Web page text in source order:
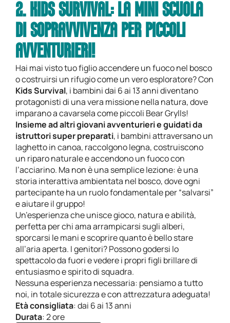
2. KIDS SURVIVAL: LA MINI SCUOLA
DI SOPRAVVIVENZA PER PICCOLI
AVVENTURIERI!
Hai mai visto tuo figlio accendere un fuoco nel bosco
o costruirsi un rifugio come un vero esploratore? Con
Kids Survival, i bambini dai 6 ai 13 anni diventano
protagonisti di una vera missione nella natura, dove
imparano a cavarsela come piccoli Bear Grylls!
Insieme ad altri giovani avventurieri e guidati da
istruttori super preparati, i bambini attraversano un
laghetto in canoa, raccolgono legna, costruiscono
un riparo naturale e accendono un fuoco con
l’acciarino. Ma non è una semplice lezione: è una
storia interattiva ambientata nel bosco, dove ogni
partecipante ha un ruolo fondamentale per “salvarsi”
e aiutare il gruppo!
Un’esperienza che unisce gioco, natura e abilità,
perfetta per chi ama arrampicarsi sugli alberi,
sporcarsi le mani e scoprire quanto è bello stare
all’aria aperta. I genitori? Possono godersi lo
spettacolo da fuori e vedere i propri figli brillare di
entusiasmo e spirito di squadra.
Nessuna esperienza necessaria: pensiamo a tutto
noi, in totale sicurezza e con attrezzatura adeguata!
Età consigliata: dai 6 ai 13 anni
Durata: 2 ore